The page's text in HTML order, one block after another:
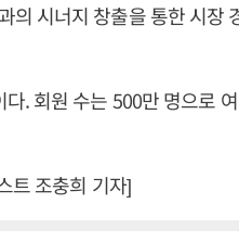
의 시너지 창출을 통한 시장
. 회원 수는 500만 명으로
트 조충희 기자]